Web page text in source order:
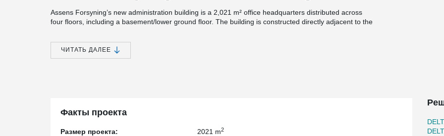
Assens Forsyning’s new administration building is a 2,021 m² office headquarters distributed across
four floors, including a basement/lower ground floor. The building is constructed directly adjacent to the
been incorporated into the new structure using an expansion joint, placing special demands on the
interaction between the new and existing building elements.
cantilevered beams.
ЧИТАТЬ ДАЛЕЕ
Факты проекта
Размер проекта: 2021 m2